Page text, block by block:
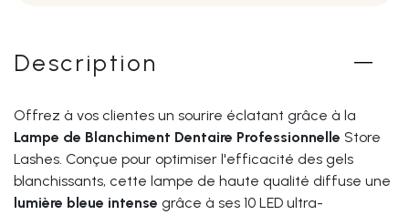
Description
Offrez à vos clientes un sourire éclatant grâce à la
Lampe de Blanchiment Dentaire Professionnelle Store
Lashes. Conçue pour optimiser l'efficacité des gels
blanchissants, cette lampe de haute qualité diffuse une
lumière bleue intense grâce à ses 10 LED ultra-